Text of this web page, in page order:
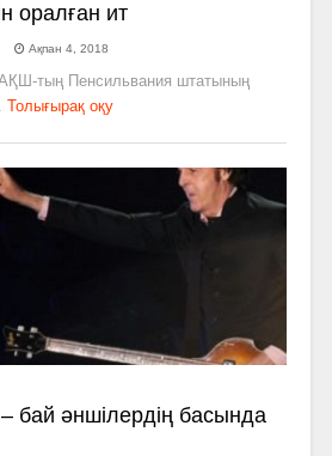
оралған ит
Ақпан 4, 2018
­тың Пенсильвания штатының
Толығырақ оқу
бай әншілердің басында